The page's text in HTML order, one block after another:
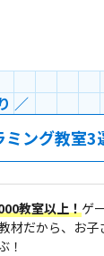
／
ミング教室3
教室以上！ゲ
材だから、お子
！